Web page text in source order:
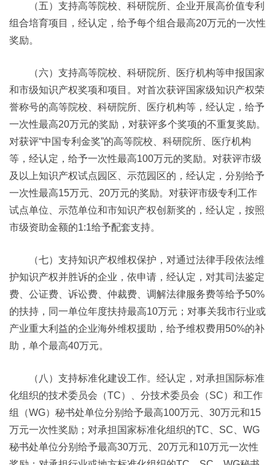
（五）支持高等院校、科研院所、企业开展高价值专利
组合培育项目，经认定，给予每个组合最高20万元的一次性
奖励。
（六）支持高等院校、科研院所、医疗机构等申报国家
和市级知识产权奖项和项目。对首次获评国家级知识产权荣
誉称号的高等院校、科研院所、医疗机构等，经认定，给予
一次性最高20万元的奖励，对获评多个奖项的不重复奖励。
对获评“中国专利金奖”的高等院校、科研院所、医疗机构
等，经认定，给予一次性最高100万元的奖励。对获评市级
及以上知识产权试点园区、示范园区的，经认定，分别给予
一次性最高15万元、20万元的奖励。对获评市级专利工作
试点单位、示范单位和市知识产权创新奖的，经认定，按照
市级资助金额的1:1给予配套支持。
（七）支持知识产权维权保护，对通过法律手段依法维
护知识产权并胜诉的企业，依申请，经认定，对其司法鉴定
费、公证费、诉讼费、仲裁费、调解法律服务费等给予50%
的扶持，同一单位年度扶持最高10万元；对事关我市行业或
产业重大利益的企业海外维权援助，给予维权费用50%的补
助，单个最高40万元。
（八）支持标准化建设工作。经认定，对承担国际标准
化组织的技术委员会（TC）、分技术委员会（SC）和工作
组（WG）秘书处单位分别给予最高100万元、30万元和15
万元一次性奖励；对承担国家标准化组织的TC、SC、WG
秘书处单位分别给予最高30万元、20万元和10万元一次性